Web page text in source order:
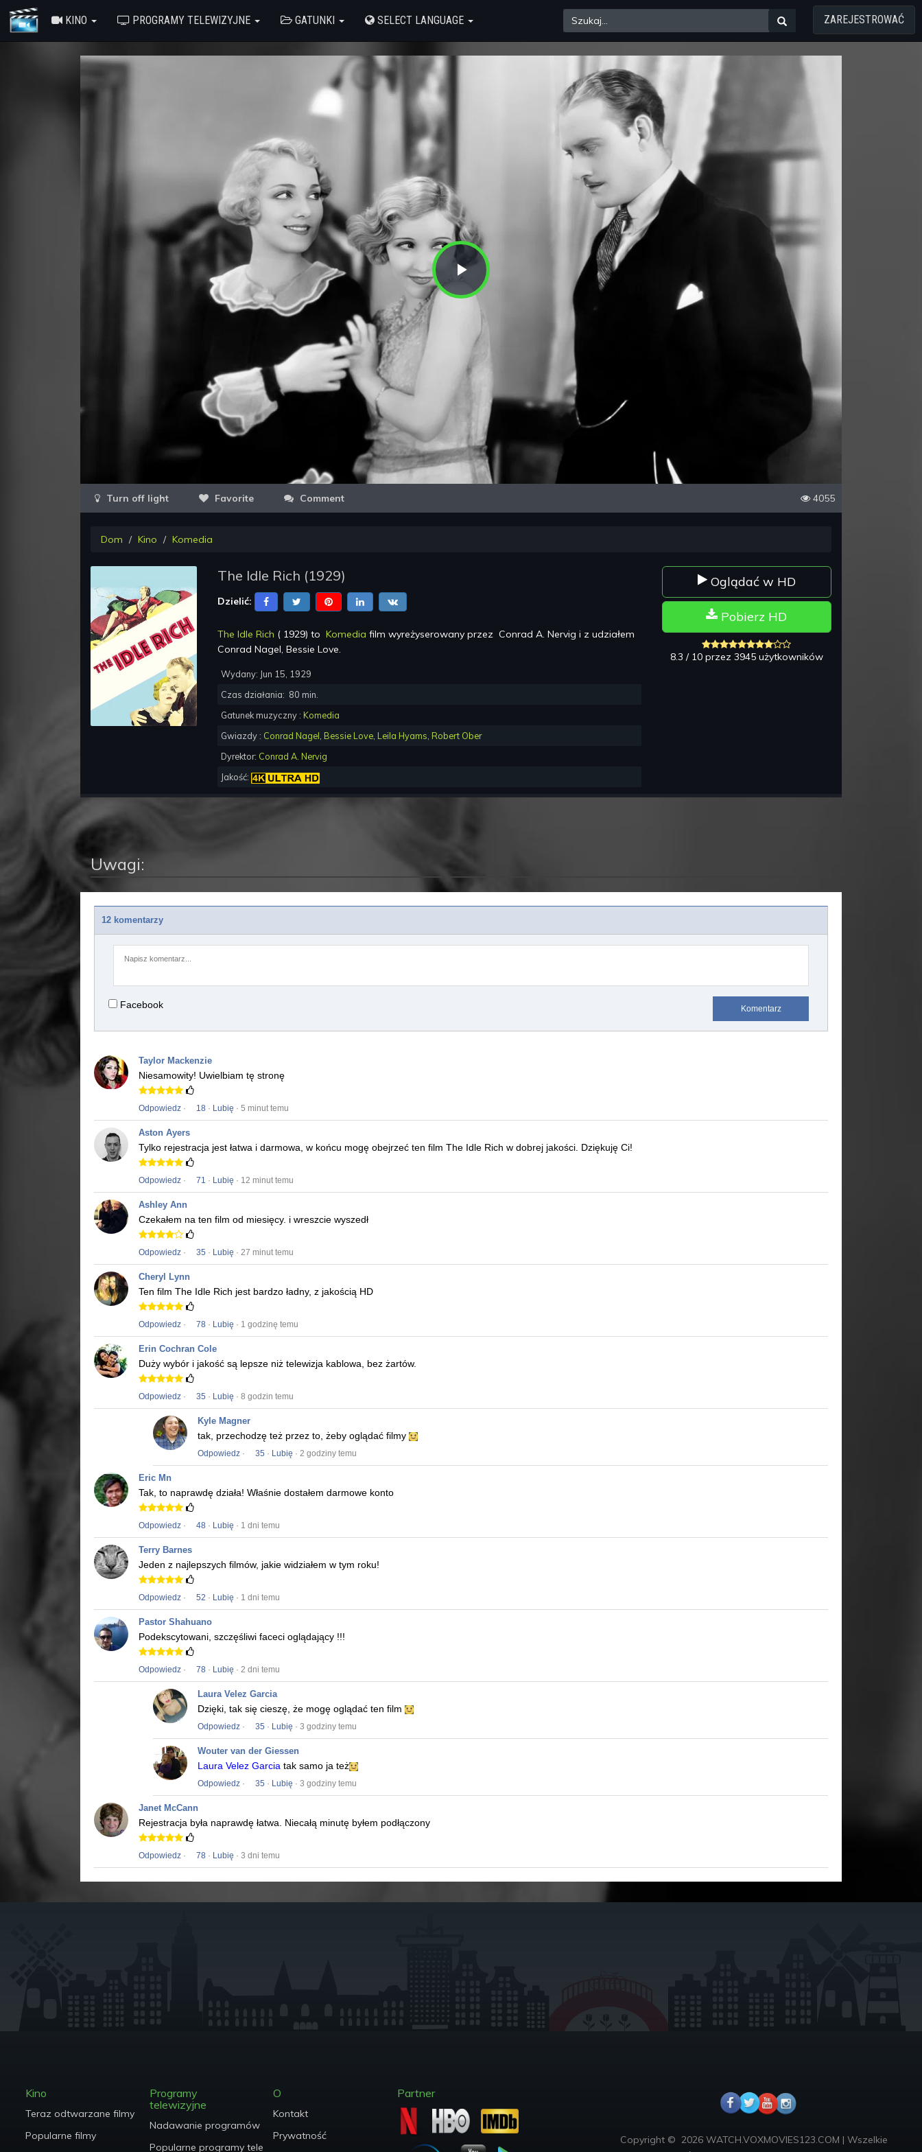
KINO PROGRAMY TELEWIZYJNE GATUNKI SELECT LANGUAGE ZAREJESTROWAĆ
Play
Video
Favorite Comment 4055
Dom Kino Komedia
The Idle Rich (1929)
Dzielić:
The Idle Rich ( 1929) to Komedia film wyreżyserowany przez Conrad A. Nervig i z udziałem
Conrad Nagel, Bessie Love.
Wydany: Jun 15, 1929
Czas działania: 80 min.
Gatunek muzyczny : Komedia
Gwiazdy : Conrad Nagel, Bessie Love, Leila Hyams, Robert Ober
Dyrektor: Conrad A. Nervig
Jakość:
Oglądać w HD
Pobierz HD
8.3 / 10 przez 3945 użytkowników
Uwagi:
12 komentarzy
Facebook Komentarz
Taylor Mackenzie
Niesamowity! Uwielbiam tę stronę
Odpowiedz · 18 · Lubię · 5 minut temu
Aston Ayers
Tylko rejestracja jest łatwa i darmowa, w końcu mogę obejrzeć ten film The Idle Rich w dobrej jakości. Dziękuję Ci!
Odpowiedz · 71 · Lubię · 12 minut temu
Ashley Ann
Czekałem na ten film od miesięcy. i wreszcie wyszedł
Odpowiedz · 35 · Lubię · 27 minut temu
Cheryl Lynn
Ten film The Idle Rich jest bardzo ładny, z jakością HD
Odpowiedz · 78 · Lubię · 1 godzinę temu
Erin Cochran Cole
Duży wybór i jakość są lepsze niż telewizja kablowa, bez żartów.
Odpowiedz · 35 · Lubię · 8 godzin temu
Kyle Magner
tak, przechodzę też przez to, żeby oglądać filmy
Odpowiedz · 35 · Lubię · 2 godziny temu
Eric Mn
Tak, to naprawdę działa! Właśnie dostałem darmowe konto
Odpowiedz · 48 · Lubię · 1 dni temu
Terry Barnes
Jeden z najlepszych filmów, jakie widziałem w tym roku!
Odpowiedz · 52 · Lubię · 1 dni temu
Pastor Shahuano
Podekscytowani, szczęśliwi faceci oglądający !!!
Odpowiedz · 78 · Lubię · 2 dni temu
Laura Velez Garcia
Dzięki, tak się cieszę, że mogę oglądać ten film
Odpowiedz · 35 · Lubię · 3 godziny temu
Wouter van der Giessen
Laura Velez Garcia tak samo ja też
Odpowiedz · 35 · Lubię · 3 godziny temu
Janet McCann
Rejestracja była naprawdę łatwa. Niecałą minutę byłem podłączony
Odpowiedz · 78 · Lubię · 3 dni temu
Kino
Teraz odtwarzane filmy
Popularne filmy
Programy
telewizyjne
Nadawanie programów telewizyjnych
Popularne programy telewizyjne
O
Kontakt
Prywatność
Partner
Copyright © 2026 WATCH.VOXMOVIES123.COM | Wszelkie